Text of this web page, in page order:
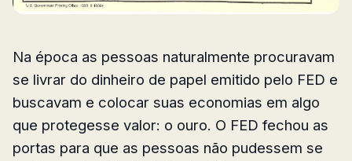
Na época as pessoas naturalmente procuravam
se livrar do dinheiro de papel emitido pelo FED e
buscavam e colocar suas economias em algo
que protegesse valor: o ouro. O FED fechou as
portas para que as pessoas não pudessem se